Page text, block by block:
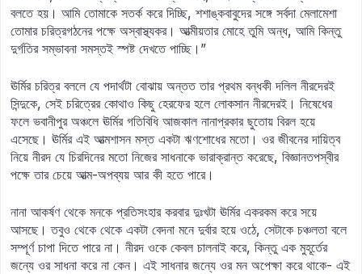
বলতে হয়। আমি তোমাকে সতর্ক করে দিচ্ছি, শশাঙ্কবাবুদের সঙ্গে সর্বদা মেলামেশা
তোমার চরিত্রগঠনের পক্ষে অস্বাস্থ্যকর। আত্মীয়তার মোহে তুমি অন্ধ, আমি কিন্তু
দুর্গতির সম্ভাবনা সমস্তই স্পষ্ট দেখতে পাচ্ছি।”
ঊর্মির চরিত্র বললে যে পদার্থটা বোঝায় অন্তত তার প্রথম বন্ধকী দলিল নীরদেরই
সিন্দুকে, সেই চরিত্রের কোথাও কিছু হেরফের হলে লোকসান নীরদেরই। নিষেধের
ফলে ভবানীপুর অঞ্চলে ঊর্মির গতিবিধি আজকাল নানাপ্রকার ছুতোয় বিরল হয়ে
এসেছে। ঊর্মির এই আত্মশাসন মস্ত একটা ঋণশোধের মতো। ওর জীবনের দায়িত্ব
নিয়ে নীরদ যে চিরদিনের মতো নিজের সাধনাকে ভারাক্রান্ত করেছে, বিজ্ঞানতপস্বীর
পক্ষে তার চেয়ে আত্ম-অপব্যয় আর কী হতে পারে।
নানা আকর্ষণ থেকে মনকে প্রতিসংহার করবার দুঃখটা ঊর্মির একরকম করে সয়ে
আসছে। তবুও থেকে থেকে একটা বেদনা মনে দুর্বার হয়ে ওঠে, সেটাকে চঞ্চলতা বলে
সম্পূর্ণ চাপা দিতে পারে না। নীরদ ওকে কেবল চালনাই করে, কিন্তু এক মুহূর্তের
জন্যে ওর সাধনা করে না কেন। এই সাধনার জন্যে ওর মন অপেক্ষা করে থাকে- এই